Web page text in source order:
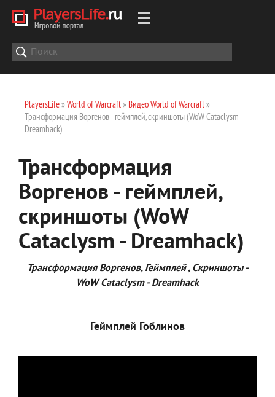
PlayersLife» World of Warcraft» Видео World of Warcraft»
Трансформация Воргенов - геймплей, скриншоты (WoW Cataclysm -
Dreamhack)
Трансформация
Воргенов - геймплей,
скриншоты (WoW
Cataclysm - Dreamhack)
Трансформация Воргенов, Геймплей , Скриншоты -
WoW Cataclysm - Dreamhack
Геймплей Гоблинов